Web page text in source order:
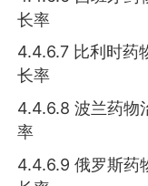
长率
4.4.6.7 比利时药
长率
4.4.6.8 波兰药物
率
4.4.6.9 俄罗斯药